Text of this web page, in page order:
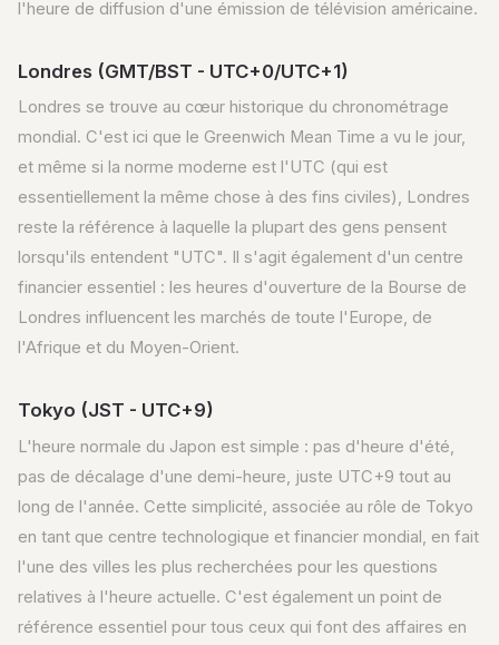
l'heure de diffusion d'une émission de télévision américaine.
Londres (GMT/BST - UTC+0/UTC+1)
Londres se trouve au cœur historique du chronométrage
mondial. C'est ici que le Greenwich Mean Time a vu le jour,
et même si la norme moderne est l'UTC (qui est
essentiellement la même chose à des fins civiles), Londres
reste la référence à laquelle la plupart des gens pensent
lorsqu'ils entendent "UTC". Il s'agit également d'un centre
financier essentiel : les heures d'ouverture de la Bourse de
Londres influencent les marchés de toute l'Europe, de
l'Afrique et du Moyen-Orient.
Tokyo (JST - UTC+9)
L'heure normale du Japon est simple : pas d'heure d'été,
pas de décalage d'une demi-heure, juste UTC+9 tout au
long de l'année. Cette simplicité, associée au rôle de Tokyo
en tant que centre technologique et financier mondial, en fait
l'une des villes les plus recherchées pour les questions
relatives à l'heure actuelle. C'est également un point de
référence essentiel pour tous ceux qui font des affaires en